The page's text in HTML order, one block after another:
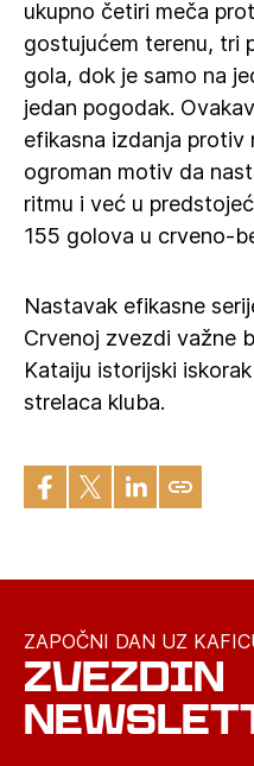
ukupno četiri meča
gostujućem terenu, tri
gola, dok je samo na
jedan pogodak.
efikasna izdanja protiv
ogroman motiv da
ritmu i već u
155 golova u crveno-
Nastavak efikasne
Crvenoj zvezdi važne
Kataiju istorijski
strelaca kluba.
ZAPOČNI DAN UZ
ZVEZDIN